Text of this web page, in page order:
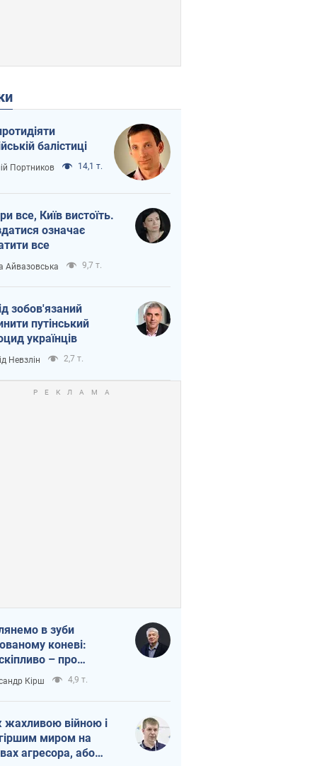
балістиці
Портников 14,1 т.
все, Київ вистоїть.
означає
все
Айвазовська 9,7 т.
зобов'язаний
путінський
українців
Невзлін 2,7 т.
в зуби
коневі:
– про
Україні
Кірш 4,9 т.
жахливою війною і
миром на
агресора, або